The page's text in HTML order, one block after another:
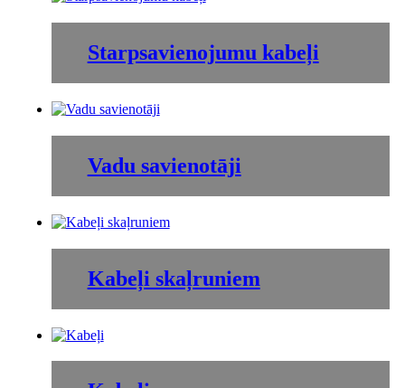
Starpsavienojumu kabeļi
Vadu savienotāji
Kabeļi skaļruniem